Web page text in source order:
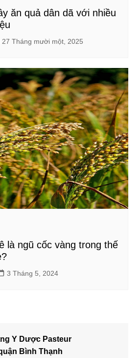
ăn quả dân dã với nhiều
27 Tháng mười một, 2025
là ngũ cốc vàng trong thế
3 Tháng 5, 2024
Y Dược Pasteur
Bình Thạnh